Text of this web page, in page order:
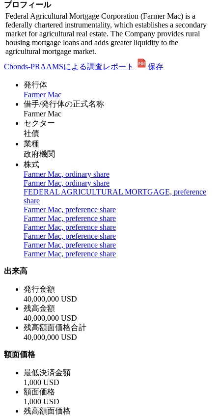
プロフィール
Federal Agricultural Mortgage Corporation (Farmer Mac) is a
federally chartered instrumentality, which establishes a secondary
market for agricultural real estate. The Company provides rural
housing mortgage loans and adds greater liquidity to the
agricultural mortgage market.
Cbonds-PRAAMSによる調査レポート
保存
発行体
Farmer Mac
借手/発行体の正式名称
Farmer Mac
セクター
社債
業種
政府機関
株式
Farmer Mac, ordinary share
Farmer Mac, ordinary share
FEDERAL AGRICULTURAL MORTGAGE, preference
share
Farmer Mac, preference share
Farmer Mac, preference share
Farmer Mac, preference share
Farmer Mac, preference share
Farmer Mac, preference share
Farmer Mac, preference share
出来高
発行金額
40,000,000 USD
残高金額
40,000,000 USD
残高額面価格合計
40,000,000 USD
額面価格
最低決済金額
1,000 USD
額面価格
1,000 USD
残高額面価格